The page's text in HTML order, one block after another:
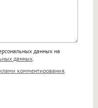
<s>, <big>,
<ul>, <ol>, <li>,
HTML,
будет
данных на
данных
комментирования